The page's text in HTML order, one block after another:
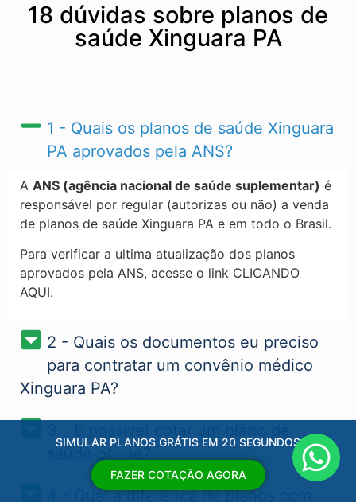
18 dúvidas sobre planos de
saúde Xinguara PA
1 - Quais os planos de saúde Xinguara
PA​ aprovados pela ANS?
A ANS (agência nacional de saúde suplementar) é
responsável por regular (autorizas ou não) a venda
de planos de saúde Xinguara PA​ e em todo o Brasil.
Para verificar a ultima atualização dos planos
aprovados pela ANS, acesse o link CLICANDO
AQUI.
2 - Quais os documentos eu preciso
para contratar um convênio médico
Xinguara PA?
saúde online?
4 - Qual a diferença de planos com
SIMULAR PLANOS GRÁTIS EM 20 SEGUNDOS
FAZER COTAÇÃO AGORA